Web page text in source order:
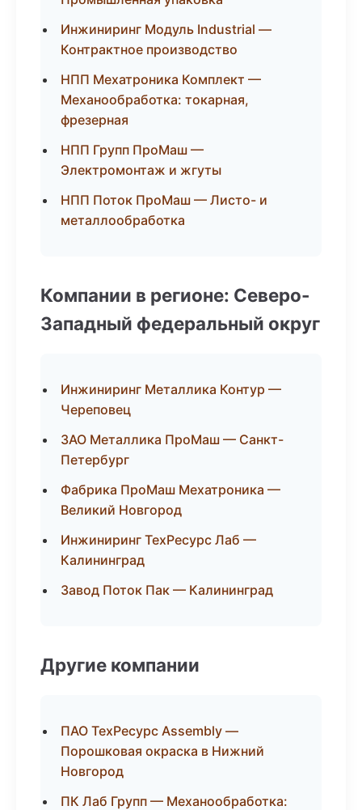
Инжиниринг Модуль Industrial —
Контрактное производство
НПП Мехатроника Комплект —
Механообработка: токарная,
фрезерная
НПП Групп ПроМаш —
Электромонтаж и жгуты
НПП Поток ПроМаш — Листо- и
металлообработка
Компании в регионе: Северо-
Западный федеральный округ
Инжиниринг Металлика Контур —
Череповец
ЗАО Металлика ПроМаш — Санкт-
Петербург
Фабрика ПроМаш Мехатроника —
Великий Новгород
Инжиниринг ТехРесурс Лаб —
Калининград
Завод Поток Пак — Калининград
Другие компании
ПАО ТехРесурс Assembly —
Порошковая окраска в Нижний
Новгород
ПК Лаб Групп — Механообработка: